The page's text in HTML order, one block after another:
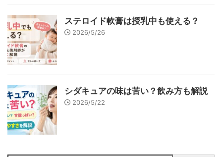
ステロイド軟膏は授乳中も使える？
2026/5/26
シダキュアの味は苦い？飲み方も解説
2026/5/22